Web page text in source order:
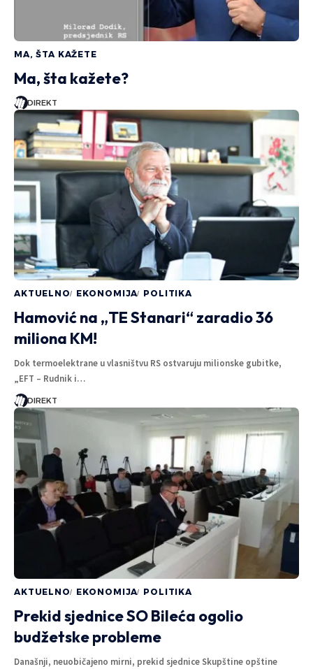
MA, ŠTA KAŽETE
Ma, šta kažete?
DIREKT
AKTUELNO EKONOMIJA POLITIKA
Hamović na „TE Stanari“ zaradio 36
miliona KM!
Dok termoelektrane u vlasništvu RS ostvaruju milionske gubitke,
„EFT – Rudnik i…
DIREKT
AKTUELNO EKONOMIJA POLITIKA
Prekid sjednice SO Bileća ogolio
budžetske probleme
Današnji, neuobičajeno mirni, prekid sjednice Skupštine opštine